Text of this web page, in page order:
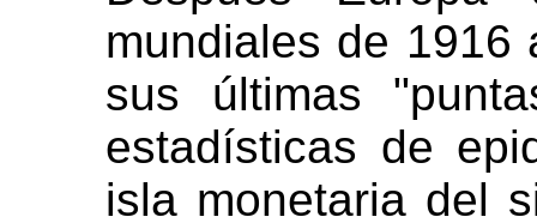
mundiales de
sus últimas
estadísticas de
isla monetaria del